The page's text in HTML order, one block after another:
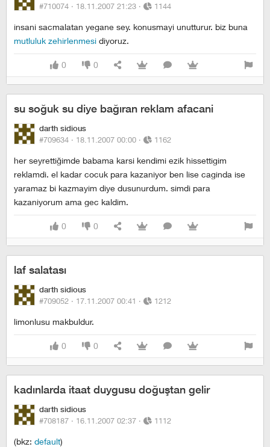
#710074 · 18.11.2007 21:23 · 1144
insani sacmalatan yegane sey. konusmayi unutturur. biz buna
mutluluk zehirlenmesi diyoruz.
0 0
su soğuk su diye bağıran reklam afacani
darth sidious
#709634 · 18.11.2007 00:00 · 1162
her seyrettiğimde babama karsi kendimi ezik hissettigim
reklamdi. el kadar cocuk para kazaniyor ben lise caginda ise
yaramaz bi kazmayim diye dusunurdum. simdi para
kazaniyorum ama gec kaldim.
0 0
laf salatası
darth sidious
#709052 · 17.11.2007 00:41 · 1212
limonlusu makbuldur.
0 0
kadınlarda itaat duygusu doğuştan gelir
darth sidious
#708187 · 16.11.2007 02:37 · 1112
(bkz: default)